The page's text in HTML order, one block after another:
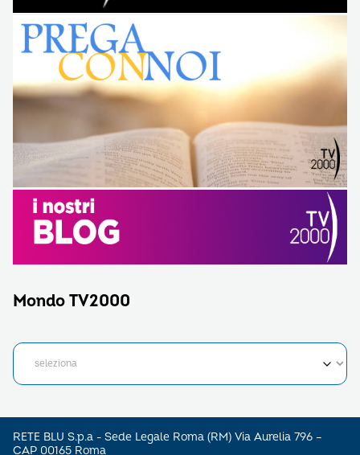
Mondo TV2000
RETE BLU S.p.a - Sede Legale Roma (RM) Via Aurelia 796 –
CAP 00165 Roma